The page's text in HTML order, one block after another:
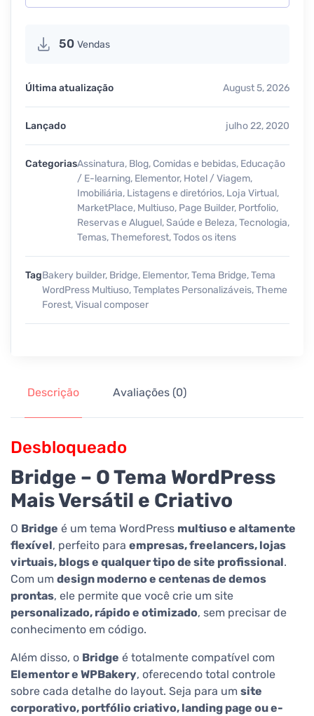
50 Vendas
Última atualização August 5, 2026
Lançado julho 22, 2020
CategoriasAssinatura, Blog, Comidas e bebidas, Educação
/ E-learning, Elementor, Hotel / Viagem,
Imobiliária, Listagens e diretórios, Loja Virtual,
MarketPlace, Multiuso, Page Builder, Portfolio,
Reservas e Aluguel,Saúde e Beleza,Tecnologia,
Temas,Themeforest,Todos os itens
TagBakery builder, Bridge, Elementor,Tema Bridge,Tema
WordPress Multiuso,Templates Personalizáveis,Theme
Forest,Visual composer
Descrição Avaliações (0)
Desbloqueado
Bridge – O Tema WordPress
Mais Versátil e Criativo
O Bridge é um tema WordPress multiuso e altamente
flexível, perfeito para empresas, freelancers, lojas
virtuais, blogs e qualquer tipo de site profissional.
Com um design moderno e centenas de demos
prontas, ele permite que você crie um site
personalizado, rápido e otimizado, sem precisar de
conhecimento em código.
Além disso, o Bridge é totalmente compatível com
Elementor e WPBakery, oferecendo total controle
sobre cada detalhe do layout. Seja para um site
corporativo, portfólio criativo, landing page ou e-